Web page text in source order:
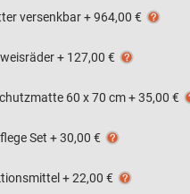
versenkbar+964,00 €
+ 127,00 €
60 x 70 cm+35,00 €
Set+30,00 €
+22,00 €